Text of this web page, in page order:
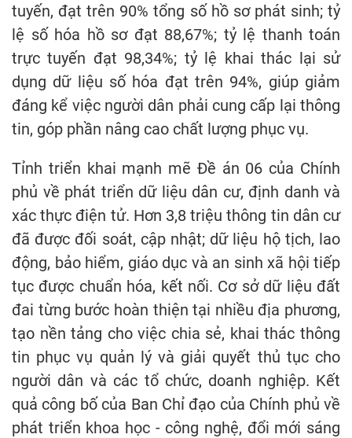
tuyến, đạt trên 90% tổng số hồ sơ phát sinh; tỷ
lệ số hóa hồ sơ đạt 88,67%; tỷ lệ thanh toán
trực tuyến đạt 98,34%; tỷ lệ khai thác lại sử
dụng dữ liệu số hóa đạt trên 94%, giúp giảm
đáng kể việc người dân phải cung cấp lại thông
tin, góp phần nâng cao chất lượng phục vụ.
Tỉnh triển khai mạnh mẽ Đề án 06 của Chính
phủ về phát triển dữ liệu dân cư, định danh và
xác thực điện tử. Hơn 3,8 triệu thông tin dân cư
đã được đối soát, cập nhật; dữ liệu hộ tịch, lao
động, bảo hiểm, giáo dục và an sinh xã hội tiếp
tục được chuẩn hóa, kết nối. Cơ sở dữ liệu đất
đai từng bước hoàn thiện tại nhiều địa phương,
tạo nền tảng cho việc chia sẻ, khai thác thông
tin phục vụ quản lý và giải quyết thủ tục cho
người dân và các tổ chức, doanh nghiệp. Kết
quả công bố của Ban Chỉ đạo của Chính phủ về
phát triển khoa học - công nghệ, đổi mới sáng